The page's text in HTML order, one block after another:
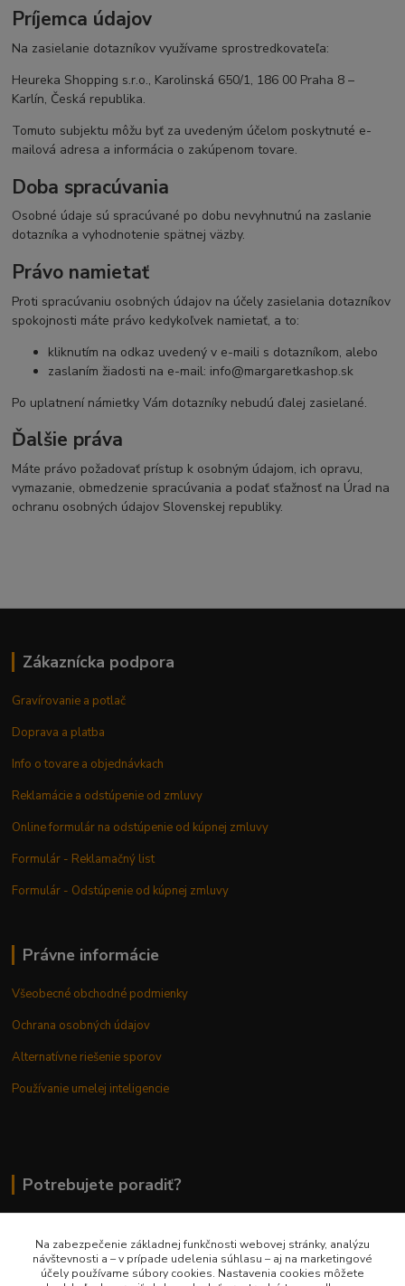
Príjemca údajov
Na zasielanie dotazníkov využívame sprostredkovateľa:
Heureka Shopping s.r.o., Karolinská 650/1, 186 00 Praha 8 –
Karlín, Česká republika.
Tomuto subjektu môžu byť za uvedeným účelom poskytnuté e-
mailová adresa a informácia o zakúpenom tovare.
Doba spracúvania
Osobné údaje sú spracúvané po dobu nevyhnutnú na zaslanie
dotazníka a vyhodnotenie spätnej väzby.
Právo namietať
Proti spracúvaniu osobných údajov na účely zasielania dotazníkov
spokojnosti máte právo kedykoľvek namietať, a to:
kliknutím na odkaz uvedený v e-maili s dotazníkom, alebo
zaslaním žiadosti na e-mail: info@margaretkashop.sk
Po uplatnení námietky Vám dotazníky nebudú ďalej zasielané.
Ďalšie práva
Máte právo požadovať prístup k osobným údajom, ich opravu,
vymazanie, obmedzenie spracúvania a podať sťažnosť na Úrad na
ochranu osobných údajov Slovenskej republiky.
Zákaznícka podpora
Gravírovanie a potlač
Doprava a platba
Info o tovare a objednávkach
Reklamácie a odstúpenie od zmluvy
Online formulár na odstúpenie od kúpnej zmluvy
Formulár - Reklamačný list
Formulár - Odstúpenie od kúpnej zmluvy
Právne informácie
Všeobecné obchodné podmienky
Ochrana osobných údajov
Alternatívne riešenie sporov
Používanie umelej inteligencie
Potrebujete poradiť?
0948 236 042
Na zabezpečenie základnej funkčnosti webovej stránky, analýzu
návštevnosti a – v prípade udelenia súhlasu – aj na marketingové
účely používame súbory cookies. Nastavenia cookies môžete